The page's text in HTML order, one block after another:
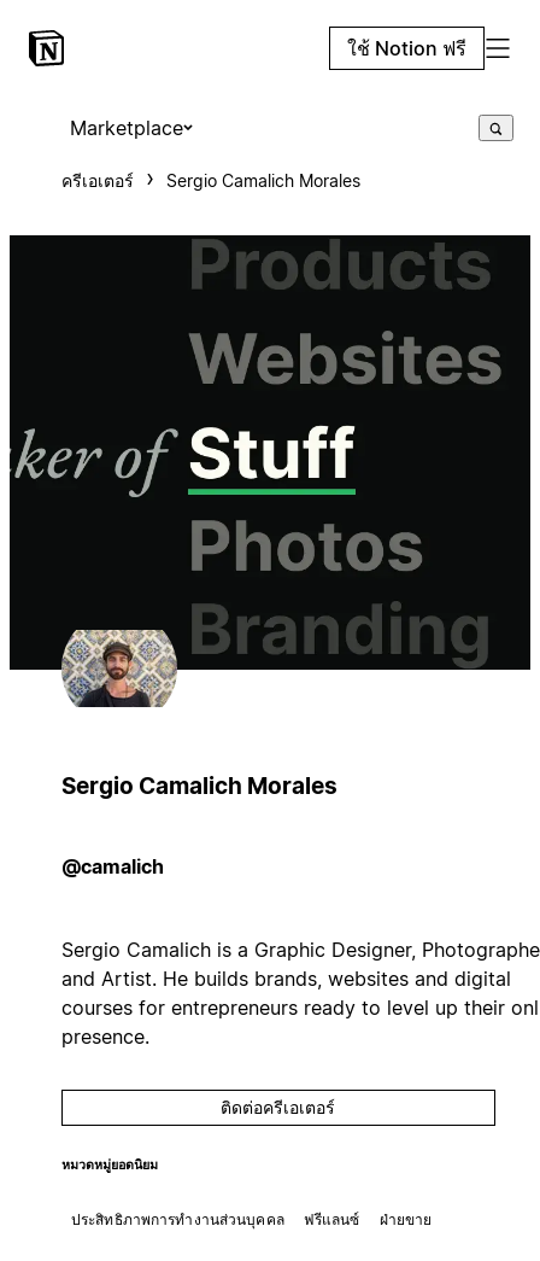
ใช้ Notion ฟรี
Marketplace
ครีเอเตอร์ Sergio Camalich Morales
Sergio Camalich Morales
@camalich
Sergio Camalich is a Graphic Designer,
and Artist. He builds brands, websites and digital
courses for entrepreneurs ready to level up their
presence.
ติดต่อครีเอเตอร์
หมวดหมู่ยอดนิยม
ประสิทธิภาพการทำงานส่วนบุคคล ฟรีแลนซ์ ฝ่ายขาย